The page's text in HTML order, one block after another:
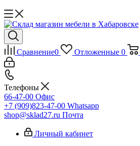
Сравнение0 Отложенные 0
Телефоны
66-47-00 Офис
+7 (909)823-47-00 Whatsapp
shop@sklad27.ru Почта
Личный кабинет